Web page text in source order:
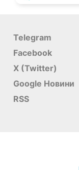
Telegram
Facebook
X (Twitter)
Google Новини
RSS